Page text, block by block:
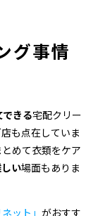
グ事情
きる宅配クリー
も点在していま
めて衣類をケア
い場面もありま
ット」 がおすす